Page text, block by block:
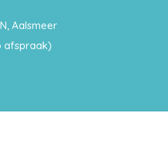
Aalsmeer
afspraak)